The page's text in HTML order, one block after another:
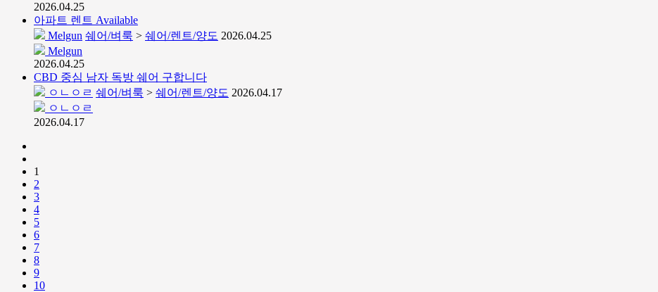
2026.04.25
아파트 렌트 Available
Melgun 쉐어/벼룩 > 쉐어/렌트/양도 2026.04.25
Melgun
2026.04.25
CBD 중심 남자 독방 쉐어 구합니다
ㅇㄴㅇㄹ 쉐어/벼룩 > 쉐어/렌트/양도 2026.04.17
ㅇㄴㅇㄹ
2026.04.17
1
2
3
4
5
6
7
8
9
10